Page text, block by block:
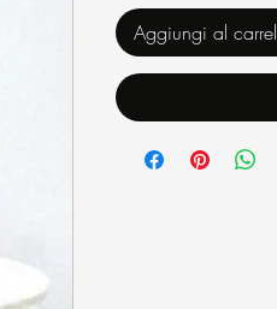
Aggiungi al